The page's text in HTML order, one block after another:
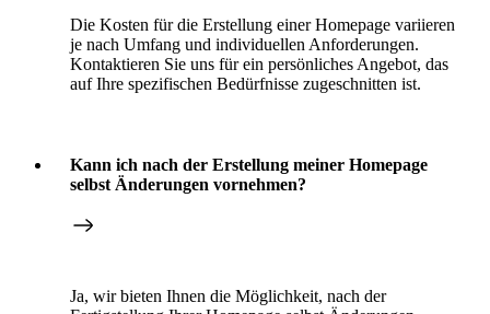
Die Kosten für die Erstellung einer Homepage variieren
je nach Umfang und individuellen Anforderungen.
Kontaktieren Sie uns für ein persönliches Angebot, das
auf Ihre spezifischen Bedürfnisse zugeschnitten ist.
Kann ich nach der Erstellung meiner Homepage
selbst Änderungen vornehmen?
Ja, wir bieten Ihnen die Möglichkeit, nach der